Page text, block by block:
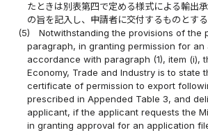
たときは別表第四で定める様式による輸出
の旨を記入し、申請者に交付するものとする
(5)
Notwithstanding the provisions of the
paragraph, in granting permission for
accordance with paragraph (1), item (i),
Economy, Trade and Industry is to state
certificate of permission to export
prescribed in Appended Table 3, and
applicant, if the applicant requests the
in granting approval for an application